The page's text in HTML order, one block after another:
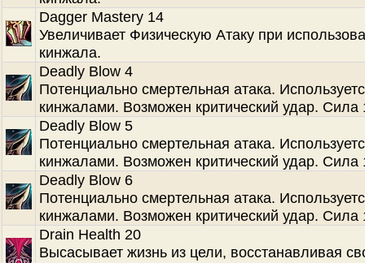
Dagger Mastery 14
Увеличивает Физическую Атаку при
кинжала.
Deadly Blow 4
Потенциально смертельная атака.
кинжалами. Возможен критический удар. Сила
Deadly Blow 5
Потенциально смертельная атака.
кинжалами. Возможен критический удар. Сила
Deadly Blow 6
Потенциально смертельная атака.
кинжалами. Возможен критический удар. Сила
Drain Health 20
Высасывает жизнь из цели, восстанавливая